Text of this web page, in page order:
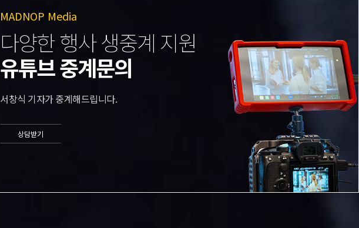
MADNOP Media
다양한 행사 생중계 지원
유튜브 중계문의
서창식 기자가 중계해드립니다.
상담받기